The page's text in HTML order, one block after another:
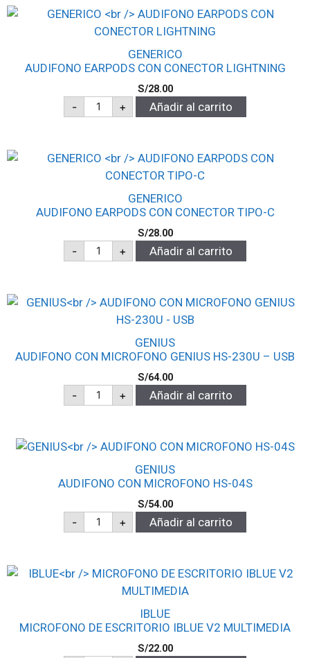
GENERICO
AUDIFONO EARPODS CON CONECTOR LIGHTNING
S/28.00
- + Añadir al carrito
GENERICO
AUDIFONO EARPODS CON CONECTOR TIPO-C
S/28.00
- + Añadir al carrito
GENIUS
AUDIFONO CON MICROFONO GENIUS HS-230U – USB
S/64.00
- + Añadir al carrito
GENIUS
AUDIFONO CON MICROFONO HS-04S
S/54.00
- + Añadir al carrito
IBLUE
MICROFONO DE ESCRITORIO IBLUE V2 MULTIMEDIA
S/22.00